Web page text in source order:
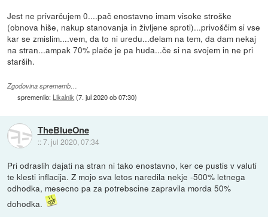
Jest ne privarčujem 0....pač enostavno imam visoke stroške
(obnova hiše, nakup stanovanja in življene sproti)...privoščim si vse
kar se zmislim....vem, da to ni uredu...delam na tem, da dam nekaj
na stran...ampak 70% plače je pa huda...če si na svojem in ne pri
starših.
Zgodovina sprememb…
spremenilo: Likalnik(7. jul 2020 ob 07:30)
TheBlueOne
::7. jul 2020, 07:34
Pri odraslih dajati na stran ni tako enostavno, ker ce pustis v valuti
te klesti inflacija. Z mojo sva letos naredila nekje -500% letnega
odhodka, mesecno pa za potrebscine zapravila morda 50%
dohodka.